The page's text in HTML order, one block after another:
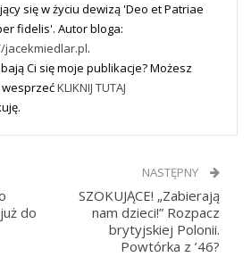
się w życiu dewizą 'Deo et Patriae
fidelis'. Autor bloga:
jacekmiedlar.pl.
Ci się moje publikacje? Możesz
KLIKNIJ TUTAJ
do
NASTĘPNY
SZOKUJĄCE! „Zabierają
nam dzieci!” Rozpacz
brytyjskiej Polonii.
Powtórka z ’46?